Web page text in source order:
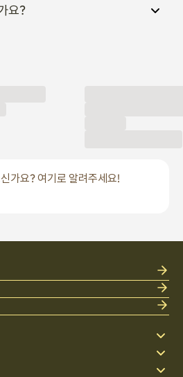
요?
가요? 여기로 알려주세요!